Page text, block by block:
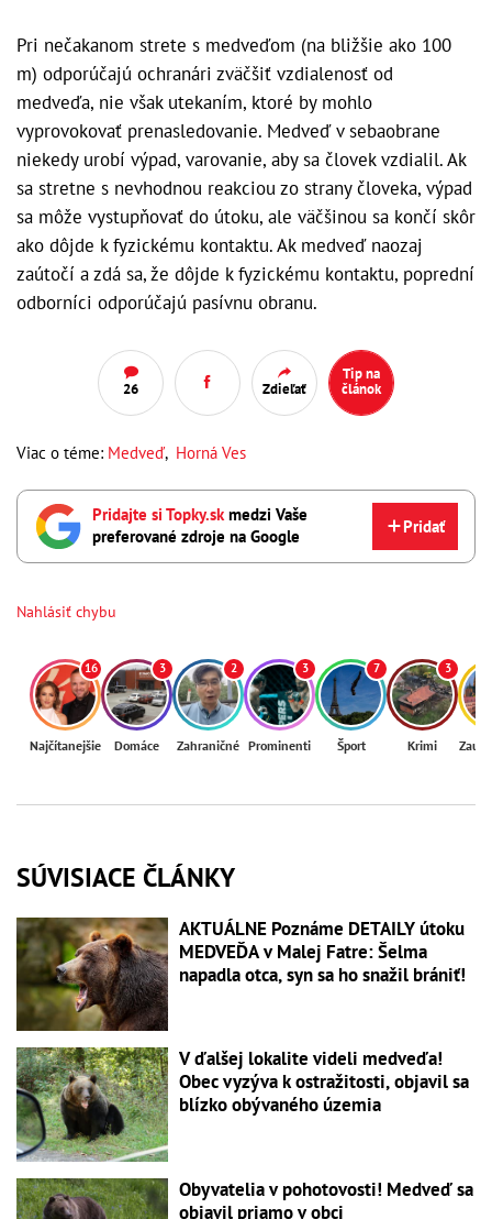
Pri nečakanom strete s medveďom (na bližšie ako 100
m) odporúčajú ochranári zväčšiť vzdialenosť od
medveďa, nie však utekaním, ktoré by mohlo
vyprovokovať prenasledovanie. Medveď v sebaobrane
niekedy urobí výpad, varovanie, aby sa človek vzdialil. Ak
sa stretne s nevhodnou reakciou zo strany človeka, výpad
sa môže vystupňovať do útoku, ale väčšinou sa končí skôr
ako dôjde k fyzickému kontaktu.Ak medveď naozaj
zaútočí a zdá sa, že dôjde k fyzickému kontaktu, poprední
odborníci odporúčajú pasívnu obranu.
26 Zdieľať
Tip na
článok
Viac o téme: Medveď, Horná Ves
Pridajte si Topky.skmedzi Vaše
preferované zdroje na Google
Pridať
Nahlásiť chybu
16
Najčítanejšie
3
Domáce
2
Zahraničné
3
Prominenti
7
Šport
3
Krimi
SÚVISIACE ČLÁNKY
AKTUÁLNE Poznáme DETAILY útoku
MEDVEĎA v Malej Fatre: Šelma
napadla otca, syn sa ho snažil brániť!
V ďalšej lokalite videli medveďa!
Obec vyzýva k ostražitosti, objavil sa
blízko obývaného územia
Obyvatelia v pohotovosti! Medveď sa
objavil priamo v obci